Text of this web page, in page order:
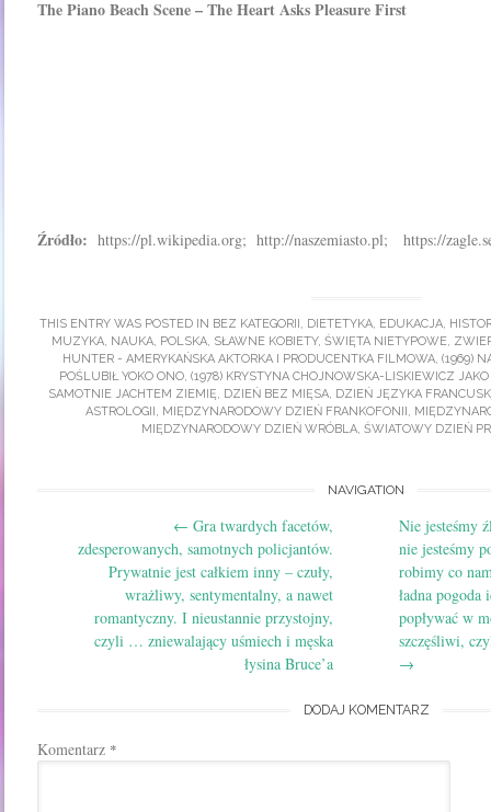
The Piano Beach Scene – The Heart Asks Pleasure First
Źródło: https://pl.wikipedia.org; http://naszemiasto.pl; https://
THIS ENTRY WAS POSTED IN BEZ KATEGORII, DIETETYKA, EDUKACJA,
MUZYKA, NAUKA, POLSKA, SŁAWNE KOBIETY, ŚWIĘTA NIETYPOWE,
HUNTER - AMERYKAŃSKA AKTORKA I PRODUCENTKA FILMOWA, (1969)
POŚLUBIŁ YOKO ONO, (1978) KRYSTYNA CHOJNOWSKA-LISKIEWICZ
SAMOTNIE JACHTEM ZIEMIĘ, DZIEŃ BEZ MIĘSA, DZIEŃ JĘZYKA
ASTROLOGII, MIĘDZYNARODOWY DZIEŃ FRANKOFONII,
MIĘDZYNARODOWY DZIEŃ WRÓBLA, ŚWIATOWY DZIEŃ
navigation
NAVIGATION
← Gra twardych facetów,
zdesperowanych, samotnych policjantów.
Prywatnie jest całkiem inny – czuły,
wrażliwy, sentymentalny, a nawet
romantyczny. I nieustannie przystojny,
czyli … zniewalający uśmiech i męska
łysina Bruce’a
Nie jesteśmy
nie jesteśmy
robimy co
ładna
popływać w
szczęśliwi,
→
DODAJ KOMENTARZ
Komentarz *